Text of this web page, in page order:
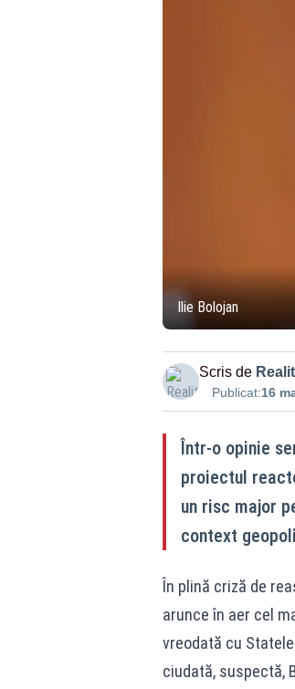
Ilie Bolojan
Scris de
Publicat:16
Într-o opinie
proiectul
un risc major
context
În plină criză de
arunce în aer cel
vreodată cu
ciudată, suspectă,